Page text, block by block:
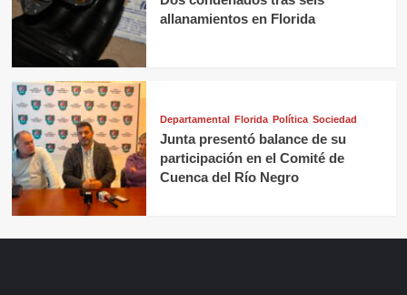
allanamientos en Florida
Departamental Florida Política Sociedad
Junta presentó balance de su
participación en el Comité de
Cuenca del Río Negro